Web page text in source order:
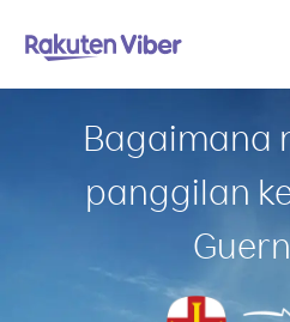
Bagaimana
panggilan